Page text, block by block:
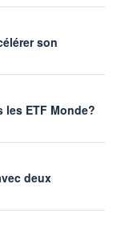
son
par
les ETF Monde?
deux